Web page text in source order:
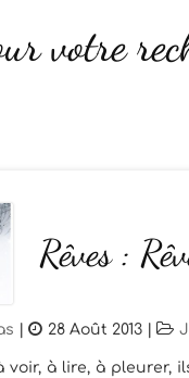
votre
Rêves :
28 Août 2013
voir, à lire, à